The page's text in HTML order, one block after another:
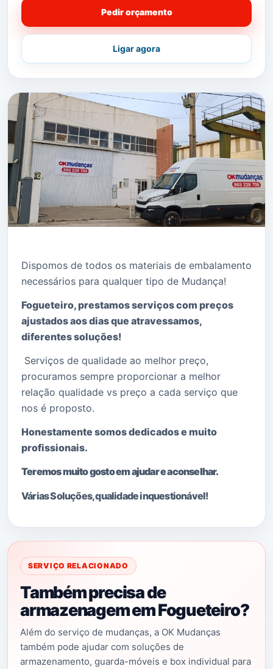
Pedir orçamento
Ligar agora
Dispomos de todos os materiais de embalamento
necessários para qualquer tipo de Mudança!
Fogueteiro, prestamos serviços com preços
ajustados aos dias que atravessamos,
diferentes soluções!
Serviços de qualidade ao melhor preço,
procuramos sempre proporcionar a melhor
relação qualidade vs preço a cada serviço que
nos é proposto.
Honestamente somos dedicados e muito
profissionais.
Teremos muito gosto em ajudar e aconselhar.
Várias Soluções, qualidade inquestionável!
SERVIÇO RELACIONADO
Também precisa de
armazenagem em Fogueteiro?
Além do serviço de mudanças, a OK Mudanças
também pode ajudar com soluções de
armazenamento, guarda-móveis e box individual para